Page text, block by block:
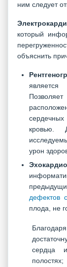
ним следует
который
объяснить
является
кровью.
урон
дефектов
плода, не
сердца